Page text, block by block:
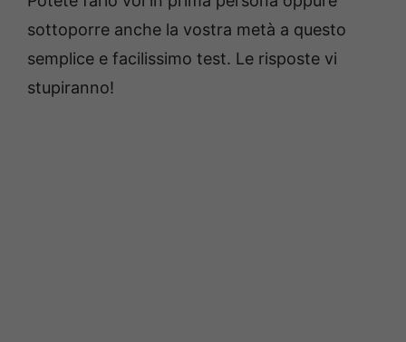
sottoporre anche la vostra metà a questo
semplice e facilissimo test. Le risposte vi
stupiranno!